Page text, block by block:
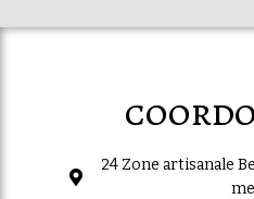
24 Zone artisanale